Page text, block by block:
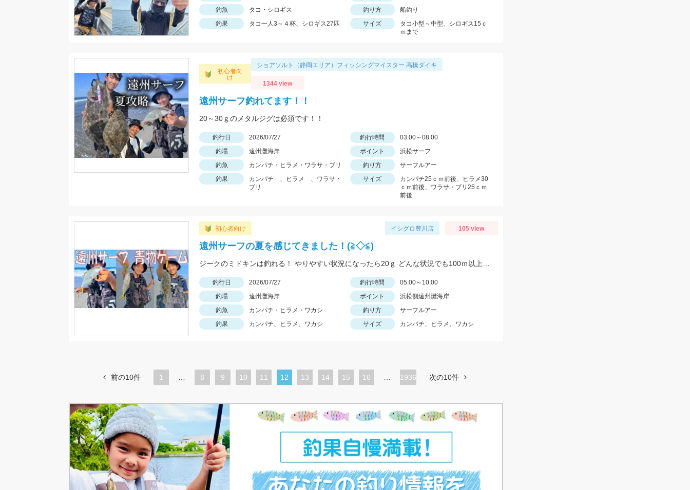
釣魚
タコ・シロギス 釣り方
船釣り
釣果
タコ一人3～４杯、シロギス27匹 サイズ
タコ小型～中型、シロギス15ｃ
ｍまで
初心者向
け
ショアソルト（静岡エリア）フィッシングマイスター 高橋ダイキ
1344 view
遠州サーフ釣れてます！！
20～30ｇのメタルジグは必須です！！
釣行日 2026/07/27 釣行時間
03:00～08:00
釣場
遠州灘海岸 ポイント
浜松サーフ
釣魚
カンパチ・ヒラメ・ワラサ・ブリ 釣り方
サーフルアー
釣果
カンパチ 、ヒラメ 、ワラサ・
ブリ
サイズ
カンパチ25ｃｍ前後、ヒラメ30
ｃｍ前後、ワラサ・ブリ25ｃｍ
前後
初心者向け イシグロ豊川店 105 view
遠州サーフの夏を感じてきました！(≧◇≦)
釣行日 2026/07/27 釣行時間
05:00～10:00
釣場
遠州灘海岸 ポイント
浜松側遠州灘海岸
釣魚
カンパチ・ヒラメ・ワカシ 釣り方
サーフルアー
釣果
カンパチ、ヒラメ、ワカシ サイズ カンパチ、ヒラメ、ワカシ
前の10件 1
ペ
ジ
8
ペ
ジ
9
ペ
10
ペ
11
カ
ト
ジ
12
ペ
13
ペ
14
ペ
15
ペ
16 1936 次の10件